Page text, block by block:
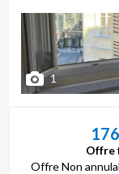
1
Offre
Offre Non